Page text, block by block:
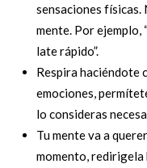
sensaciones físicas.
mente. Por ejemplo,
late rápido”.
Respira haciéndote
emociones,
lo consideras
Tu mente va a
momento, redirigela